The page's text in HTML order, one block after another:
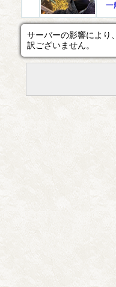
一
サーバーの影響により
訳ございません。